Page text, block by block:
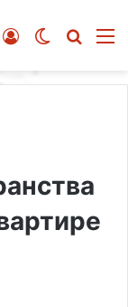
Switch skin
Войти